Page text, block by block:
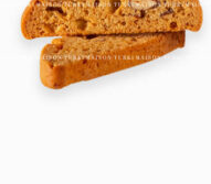
AJOUTER AU PANIER